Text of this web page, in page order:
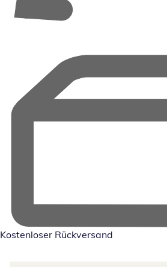
Kostenloser Rückversand